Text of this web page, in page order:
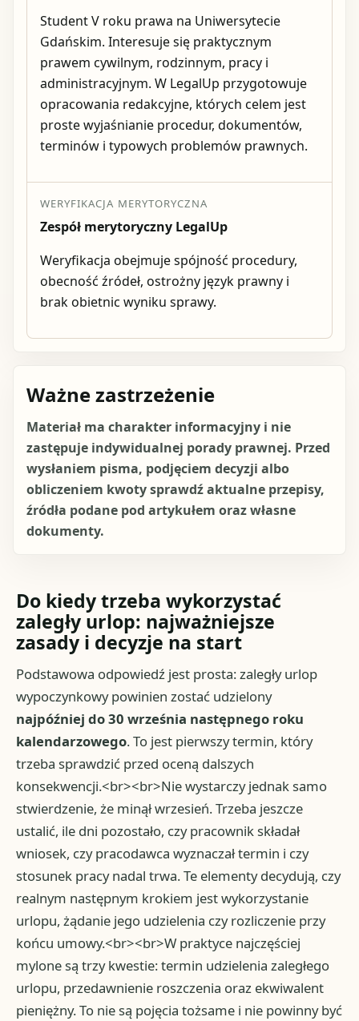
Student V roku prawa na Uniwersytecie
Gdańskim. Interesuje się praktycznym
prawem cywilnym, rodzinnym, pracy i
administracyjnym. W LegalUp przygotowuje
opracowania redakcyjne, których celem jest
proste wyjaśnianie procedur, dokumentów,
terminów i typowych problemów prawnych.
WERYFIKACJA MERYTORYCZNA
Zespół merytoryczny LegalUp
Weryfikacja obejmuje spójność procedury,
obecność źródeł, ostrożny język prawny i
brak obietnic wyniku sprawy.
Ważne zastrzeżenie
Materiał ma charakter informacyjny i nie
zastępuje indywidualnej porady prawnej. Przed
wysłaniem pisma, podjęciem decyzji albo
obliczeniem kwoty sprawdź aktualne przepisy,
źródła podane pod artykułem oraz własne
dokumenty.
Do kiedy trzeba wykorzystać
zaległy urlop: najważniejsze
zasady i decyzje na start
Podstawowa odpowiedź jest prosta: zaległy urlop
wypoczynkowy powinien zostać udzielony
najpóźniej do 30 września następnego roku
kalendarzowego. To jest pierwszy termin, który
trzeba sprawdzić przed oceną dalszych
konsekwencji.<br><br>Nie wystarczy jednak samo
stwierdzenie, że minął wrzesień. Trzeba jeszcze
ustalić, ile dni pozostało, czy pracownik składał
wniosek, czy pracodawca wyznaczał termin i czy
stosunek pracy nadal trwa. Te elementy decydują, czy
realnym następnym krokiem jest wykorzystanie
urlopu, żądanie jego udzielenia czy rozliczenie przy
końcu umowy.<br><br>W praktyce najczęściej
mylone są trzy kwestie: termin udzielenia zaległego
urlopu, przedawnienie roszczenia oraz ekwiwalent
pieniężny. To nie są pojęcia tożsame i nie powinny być